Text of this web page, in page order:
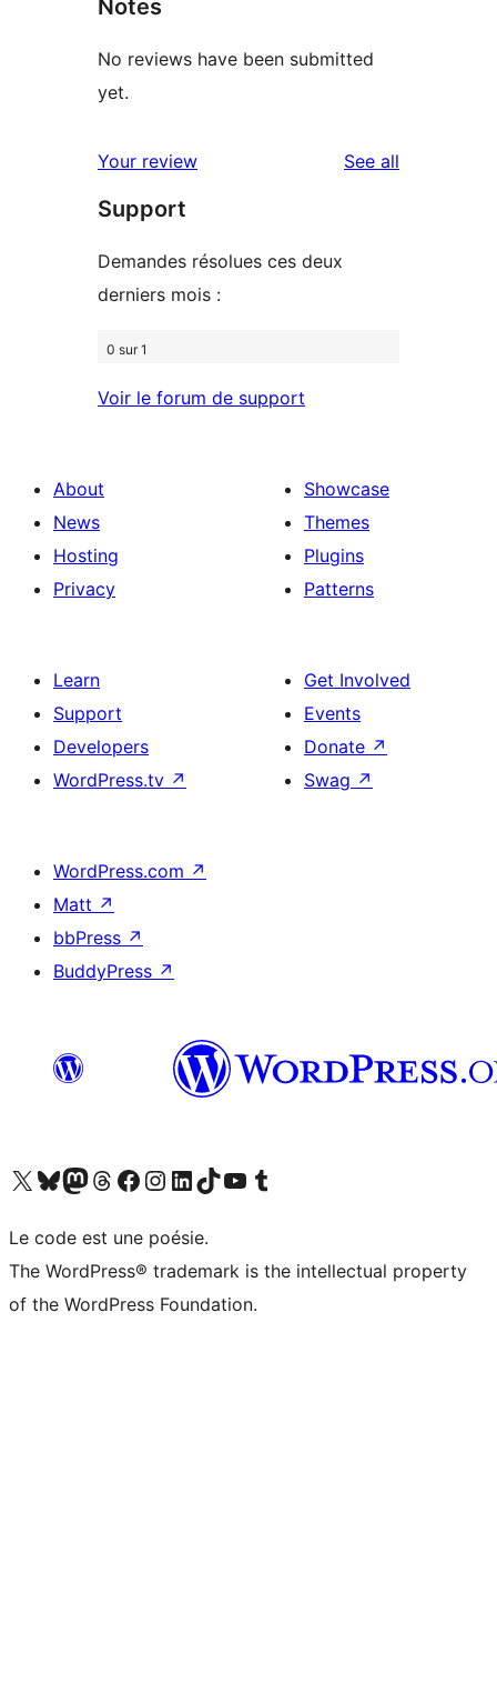
Notes
No reviews have been submitted
yet.
Your review See all
Support
Demandes résolues ces deux
derniers mois :
0 sur 1
Voir le forum de support
About
News
Hosting
Privacy
Showcase
Themes
Plugins
Patterns
Learn
Support
Developers
WordPress.tv ↗
Get Involved
Events
Donate ↗
Swag ↗
WordPress.com ↗
Matt ↗
bbPress ↗
BuddyPress ↗
Visit our X (formerly Twitter) account
Visit our Bluesky account
Visit our Mastodon account
Visit our Threads account
Visit our Facebook page
Visit our Instagram account
Visit our LinkedIn account
Visit our TikTok account
Visit our YouTube channel
Visit our Tumblr account
Le code est une poésie.
The WordPress® trademark is the intellectual property
of the WordPress Foundation.